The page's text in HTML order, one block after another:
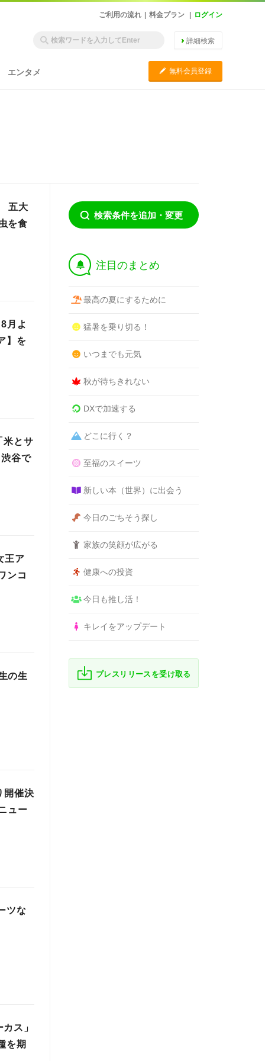
ご利用の流れ 料金プラン ログイン
詳細検索
エンタメ C 無料会員登録
五大
を食
月よ
】を
米とサ
谷で
王ア
ンコ
の生
開催決
ュー
ツな
ス」
を期
検索条件を追加・変更
† 注目のまとめ
最高の夏にするために
猛暑を乗り切る！
いつまでも元気
秋が待ちきれない
DXで加速する
どこに行く？
至福のスイーツ
新しい本（世界）に出会う
今日のごちそう探し
家族の笑顔が広がる
健康への投資
今日も推し活！
キレイをアップデート
プレスリリースを受け取る